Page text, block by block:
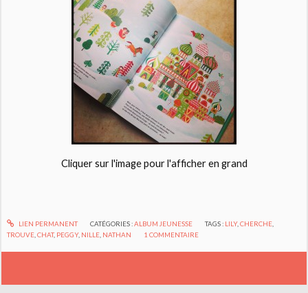
Cliquer sur l'image pour l'afficher en grand
LIEN PERMANENT CATÉGORIES :ALBUM JEUNESSE TAGS : LILY,CHERCHE
TROUVE ,CHAT, PEGGY, NILLE NATHAN 1 COMMENTAIRE